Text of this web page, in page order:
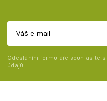
Odesláním formuláře souhlasíte s
údajů